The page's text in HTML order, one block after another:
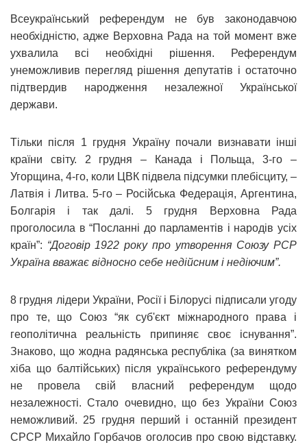
Всеукраїнський референдум не був законодавчою
необхідністю, адже Верховна Рада на той момент вже
ухвалила всі необхідні рішення. Референдум
унеможливив перегляд рішення депутатів і остаточно
підтвердив народження незалежної Української
держави.
Тільки після 1 грудня Україну почали визнавати інші
країни світу. 2 грудня – Канада і Польща, 3-го –
Угорщина, 4-го, коли ЦВК підвела підсумки плебісциту, –
Латвія і Литва. 5-го – Російська Федерація, Аргентина,
Болгарія і так далі. 5 грудня Верховна Рада
проголосила в “Посланні до парламентів і народів усіх
країн”: “Договір 1922 року про утворення Союзу РСР
Україна вважає відносно себе недійсним і недіючим”.
8 грудня лідери України, Росії і Білорусі підписали угоду
про те, що Союз “як суб'єкт міжнародного права і
геополітична реальність припиняє своє існування”.
Знаково, що жодна радянська республіка (за винятком
хіба що балтійських) після українського референдуму
не провела свій власний референдум щодо
незалежності. Стало очевидно, що без України Союз
неможливий. 25 грудня перший і останній президент
СРСР Михайло Горбачов оголосив про свою відставку.